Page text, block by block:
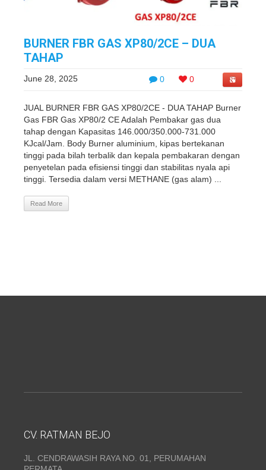
BURNER FBR GAS XP80/2CE – DUA
TAHAP
0 0
June 28, 2025
JUAL BURNER FBR GAS XP80/2CE - DUA TAHAP Burner
Gas FBR Gas XP80/2 CE Adalah Pembakar gas dua
tahap dengan Kapasitas 146.000/350.000-731.000
KJcal/Jam. Body Burner aluminium, kipas bertekanan
tinggi pada bilah terbalik dan kepala pembakaran dengan
penyetelan pada efisiensi tinggi dan stabilitas nyala api
tinggi. Tersedia dalam versi METHANE (gas alam) ...
Read More
CV. RATMAN BEJO
JL. CENDRAWASIH RAYA NO. 01, PERUMAHAN